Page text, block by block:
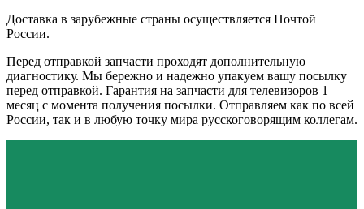
Доставка в зарубежные страны осуществляется Почтой
России.
Перед отправкой запчасти проходят дополнительную
диагностику. Мы бережно и надежно упакуем вашу посылку
перед отправкой. Гарантия на запчасти для телевизоров 1
месяц с момента получения посылки. Отправляем как по всей
России, так и в любую точку мира русскоговорящим коллегам.